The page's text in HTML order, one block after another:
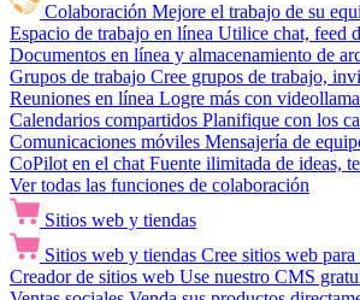
Colaboración Mejore el trabajo de su
Espacio de trabajo en línea Utilice chat, feed
Documentos en línea y almacenamiento de
Grupos de trabajo Cree grupos de trabajo,
Reuniones en línea Logre más con
Calendarios compartidos Planifique con los
Comunicaciones móviles Mensajería de
CoPilot en el chat Fuente ilimitada de ideas,
Ver todas las funciones de colaboración
Sitios web y tiendas
Sitios web y tiendas Cree sitios web para
Creador de sitios web Use nuestro CMS